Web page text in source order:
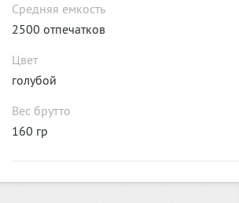
Средняя емкость
2500 отпечатков
Цвет
голубой
Вес брутто
160 гр